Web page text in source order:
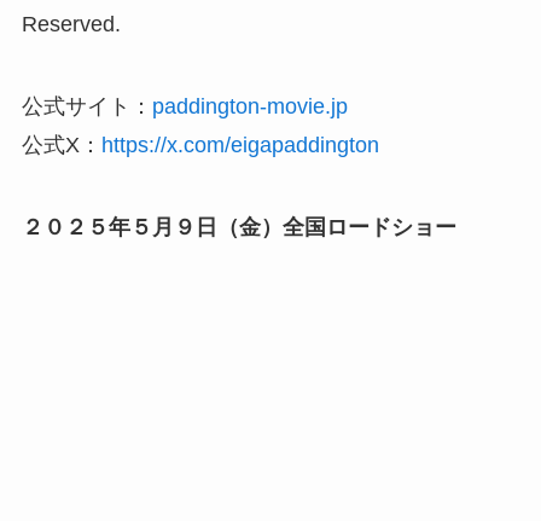
Reserved.
公式サイト： paddington-movie.jp
公式X： https://x.com/eigapaddington
２０２５年５月９日（金）全国ロードショー